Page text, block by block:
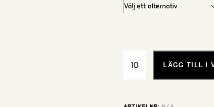
LÄGG TILL I